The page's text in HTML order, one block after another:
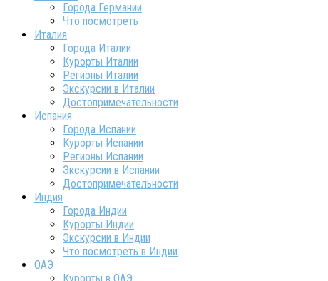
Города Германии
Что посмотреть
Италия
Города Италии
Курорты Италии
Регионы Италии
Экскурсии в Италии
Достопримечательности
Испания
Города Испании
Курорты Испании
Регионы Испании
Экскурсии в Испании
Достопримечательности
Индия
Города Индии
Курорты Индии
Экскурсии в Индии
Что посмотреть в Индии
ОАЭ